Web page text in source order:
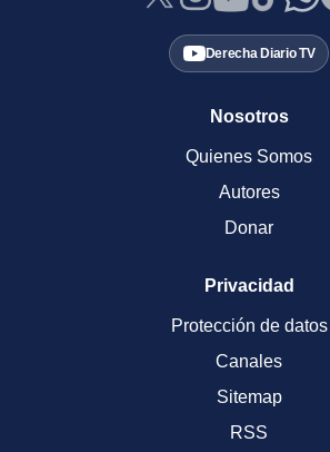
Derecha Diario TV
Nosotros
Quienes Somos
Autores
Donar
Privacidad
Protección de datos
Canales
Sitemap
RSS